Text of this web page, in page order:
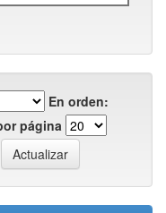
En orden:
página